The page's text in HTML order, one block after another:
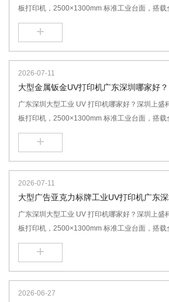
板打印机，2500×1300mm 标准工业台面，搭载
磁悬浮高速机型，适配亚克力、金属配电箱、岩
礼品，支持浮雕白墨光油一体打印，免费打样、
艺术玻璃2513UV打印机,家具uv打印机厂家,磁
+
2026-07-11
大型金属钣金UV打印机广东深圳哪家好？
广东深圳大型工业 UV 打印机哪家好？深圳上盛
板打印机，2500×1300mm 标准工业台面，搭载
磁悬浮高速机型，适配亚克力、金属配电箱、岩
礼品，支持浮雕白墨光油一体打印，免费打样、
动力柜2513UV打印机,大型钣金uv打印机厂家,
+
2026-07-11
大型广告亚克力标牌工业UV打印机广东深
广东深圳大型工业 UV 打印机哪家好？深圳上盛
板打印机，2500×1300mm 标准工业台面，搭载
磁悬浮高速机型，适配亚克力、金属配电箱、岩
礼品，支持浮雕白墨光油一体打印，免费打样、
2513UV平板打印机,大型工业uv打印机厂家,磁
+
2026-06-27